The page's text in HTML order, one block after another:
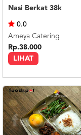
Nasi Berkat 38k
LIHAT
0.0
Ameya Catering
Rp.38.000